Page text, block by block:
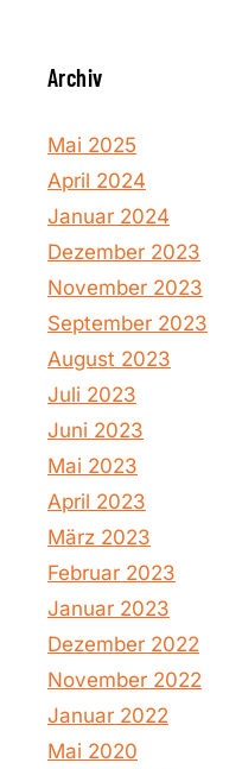
Archiv
Mai 2025
April 2024
Januar 2024
Dezember 2023
November 2023
September 2023
August 2023
Juli 2023
Juni 2023
Mai 2023
April 2023
März 2023
Februar 2023
Januar 2023
Dezember 2022
November 2022
Januar 2022
Mai 2020